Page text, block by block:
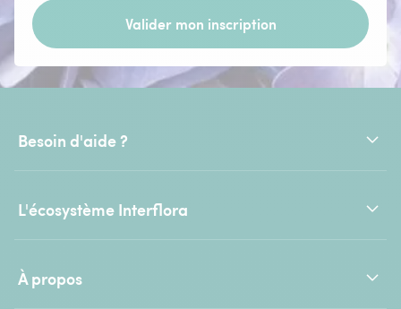
Valider mon inscription
Besoin d'aide ?
L'écosystème Interflora
À propos